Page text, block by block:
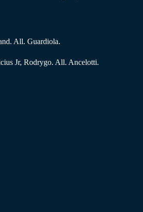
All. Guardiola.
Jr, Rodrygo. All. Ancelotti.